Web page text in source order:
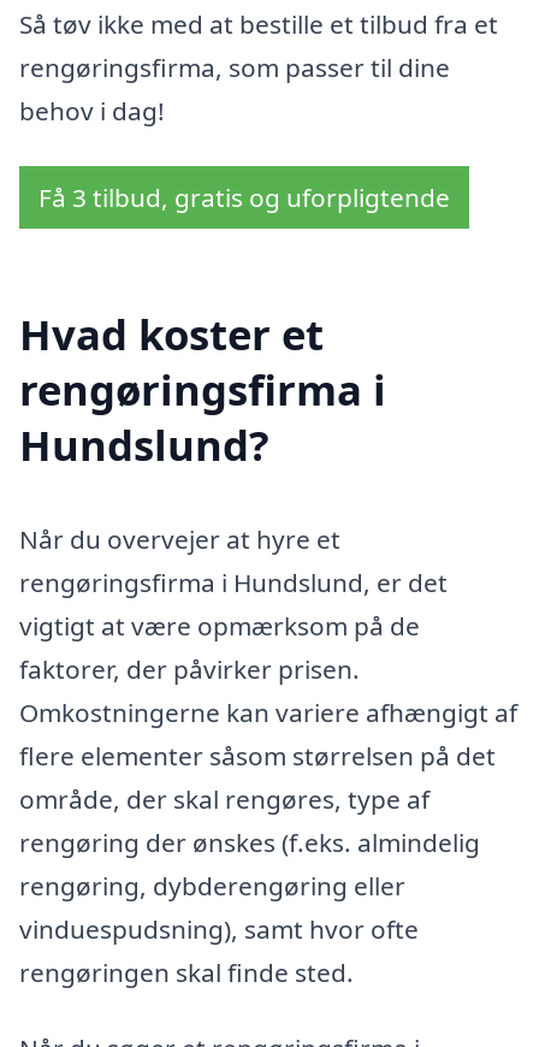
Så tøv ikke med at bestille et tilbud fra et
rengøringsfirma, som passer til dine
behov i dag!
Få 3 tilbud, gratis og uforpligtende
Hvad koster et
rengøringsfirma i
Hundslund?
Når du overvejer at hyre et
rengøringsfirma i Hundslund, er det
vigtigt at være opmærksom på de
faktorer, der påvirker prisen.
Omkostningerne kan variere afhængigt af
flere elementer såsom størrelsen på det
område, der skal rengøres, type af
rengøring der ønskes (f.eks. almindelig
rengøring, dybderengøring eller
vinduespudsning), samt hvor ofte
rengøringen skal finde sted.